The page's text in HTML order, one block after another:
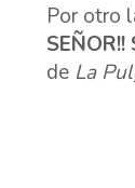
Por otro
de La